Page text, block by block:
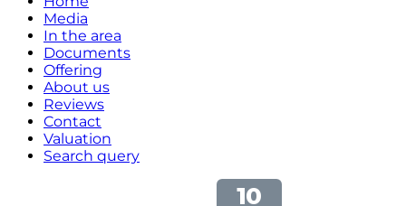
Media
In the area
Documents
Offering
About us
Reviews
Contact
Valuation
Search query